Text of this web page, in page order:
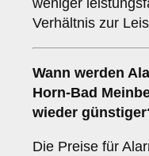
weniger
Verhältnis zur
Wann werden
Horn-Bad
wieder
Die Preise für